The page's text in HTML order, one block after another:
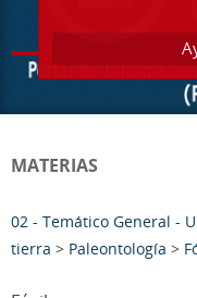
MATERIAS
02 - Temático General -
tierra > Paleontología >